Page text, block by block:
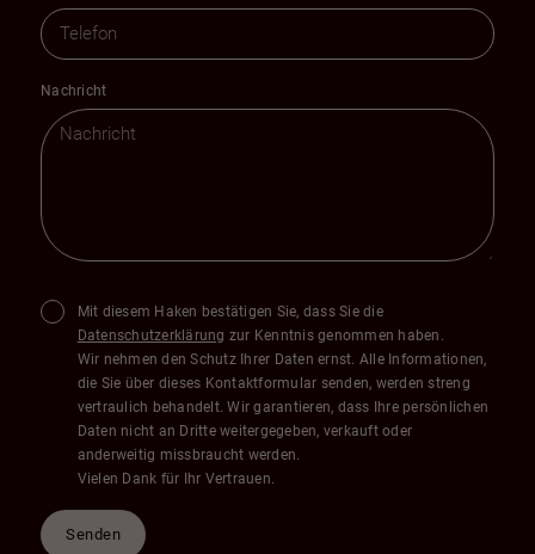
Nachricht
Mit diesem Haken bestätigen Sie, dass Sie die
Datenschutzerklärung zur Kenntnis genommen haben.
Wir nehmen den Schutz Ihrer Daten ernst. Alle Informationen,
die Sie über dieses Kontaktformular senden, werden streng
vertraulich behandelt. Wir garantieren, dass Ihre persönlichen
Daten nicht an Dritte weitergegeben, verkauft oder
anderweitig missbraucht werden.
Vielen Dank für Ihr Vertrauen.
Senden